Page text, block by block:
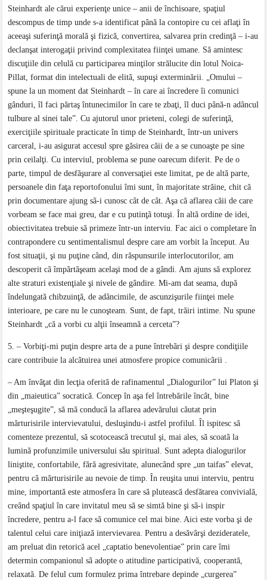
Steinhardt ale cărui experienţe unice – anii de închisoare, spaţiul
descompus de timp unde s-a identificat până la contopire cu cei aflaţi în
aceeaşi suferinţă morală şi fizică, convertirea, salvarea prin credinţă – i-au
declanşat interogaţii privind complexitatea fiinţei umane. Să amintesc
discuţiile din celulă cu participarea minţilor strălucite din lotul Noica-
Pillat, format din intelectuali de elitã, supuşi exterminării. „Omului –
spune la un moment dat Steinhardt – în care ai încredere îi comunici
gânduri, îl faci părtaş întunecimilor în care te zbaţi, îl duci până-n adâncul
tulbure al sinei tale”. Cu ajutorul unor prieteni, colegi de suferinţã,
exerciţiile spirituale practicate în timp de Steinhardt, într-un univers
carceral, i-au asigurat accesul spre găsirea căii de a se cunoaşte pe sine
prin ceilalţi. Cu interviul, problema se pune oarecum diferit. Pe de o
parte, timpul de desfăşurare al conversaţiei este limitat, pe de altă parte,
persoanele din faţa reportofonului îmi sunt, în majoritate străine, chit că
prin documentare ajung sã-i cunosc cât de cât. Aşa că aflarea căii de care
vorbeam se face mai greu, dar e cu putinţã totuşi. În altă ordine de idei,
obiectivitatea trebuie să primeze într-un interviu. Fac aici o completare în
contrapondere cu sentimentalismul despre care am vorbit la început. Au
fost situaţii, şi nu puţine când, din răspunsurile interlocutorilor, am
descoperit cã împãrtãşeam acelaşi mod de a gândi. Am ajuns să explorez
alte straturi existenţiale şi nivele de gândire. Mi-am dat seama, după
îndelungată chibzuinţă, de adâncimile, de ascunzişurile fiinţei mele
interioare, pe care nu le cunoşteam. Sunt, de fapt, trăiri intime. Nu spune
Steinhardt „că a vorbi cu alţii înseamnă a cerceta”?
5. – Vorbiţi-mi puţin despre arta de a pune întrebãri şi despre condiţiile
care contribuie la alcãtuirea unei atmosfere propice comunicãrii .
– Am învăţat din lecţia oferită de rafinamentul „Dialogurilor” lui Platon şi
din „maieutica” socratică. Concep în aşa fel întrebările încât, bine
„meşteşugite”, să mă conducă la aflarea adevărului căutat prin
mărturisirile intervievatului, desluşindu-i astfel profilul. Îl ispitesc să
comenteze prezentul, să scotocească trecutul şi, mai ales, să scoatã la
luminã profunzimile universului său spiritual. Sunt adepta dialogurilor
liniştite, confortabile, fără agresivitate, alunecând spre „un taifas” elevat,
pentru că mărturisirile au nevoie de timp. În reuşita unui interviu, pentru
mine, importantă este atmosfera în care să plutească desfătarea convivială,
creând spaţiul în care invitatul meu să se simtă bine şi sã-i inspir
încredere, pentru a-l face sã comunice cel mai bine. Aici este vorba şi de
talentul celui care iniţiază intervievarea. Pentru a desăvârşi dezideratele,
am preluat din retorică acel „captatio benevolentiae” prin care îmi
determin companionul sã adopte o atitudine participativă, cooperantă,
relaxată. De felul cum formulez prima întrebare depinde „curgerea”